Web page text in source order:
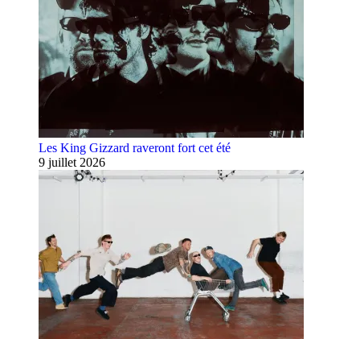
Les King Gizzard raveront fort cet été
9 juillet 2026